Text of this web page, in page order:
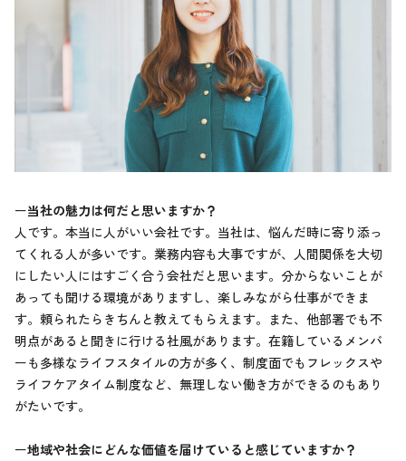
ー当社の魅力は何だと思いますか？
人です。本当に人がいい会社です。当社は、悩んだ時に寄り添っ
てくれる人が多いです。業務内容も大事ですが、人間関係を大切
にしたい人にはすごく合う会社だと思います。分からないことが
あっても聞ける環境がありますし、楽しみながら仕事ができま
す。頼られたらきちんと教えてもらえます。また、他部署でも不
明点があると聞きに行ける社風があります。在籍しているメンバ
ーも多様なライフスタイルの方が多く、制度面でもフレックスや
ライフケアタイム制度など、無理しない働き方ができるのもあり
がたいです。
ー地域や社会にどんな価値を届けていると感じていますか？